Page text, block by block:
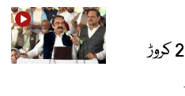
ہیکرز کے دعوے کے مطابق انہوں نے قریباً 8,809 تعلیمی اداروں سے تعلق رکھنے والے 28 کروڑ